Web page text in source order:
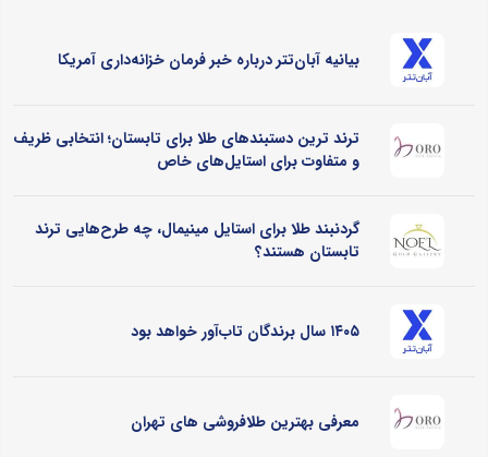
بیانیه آبان‌تتر درباره خبر فرمان خزانه‌داری آمریکا
ترند ترین دستبندهای طلا برای تابستان؛ انتخابی ظریف
و متفاوت برای استایل‌های خاص
گردنبند طلا برای استایل مینیمال، چه طرح‌هایی ترند
تابستان هستند؟
۱۴۰۵ سال برندگان تاب‌آور خواهد بود
معرفی بهترین طلافروشی های تهران